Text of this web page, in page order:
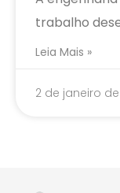
trabalho
Leia Mais »
2 de janeiro